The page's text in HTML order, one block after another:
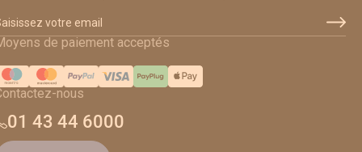
email
de paiement acceptés
nous
01 43 44 6000